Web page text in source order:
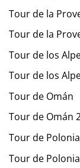
Tour de la
Tour de la
Tour de los
Tour de los
Tour de Omán
Tour de Omán
Tour de Polonia
Tour de